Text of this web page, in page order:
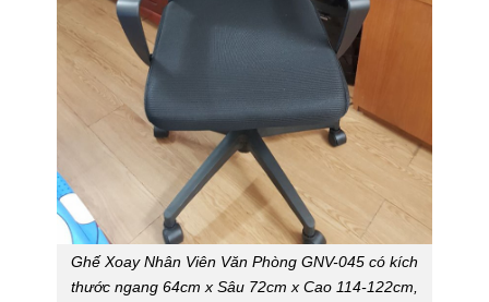
Ghế Xoay Nhân Viên Văn Phòng GNV-045 có kích
thước ngang 64cm x Sâu 72cm x Cao 114-122cm,